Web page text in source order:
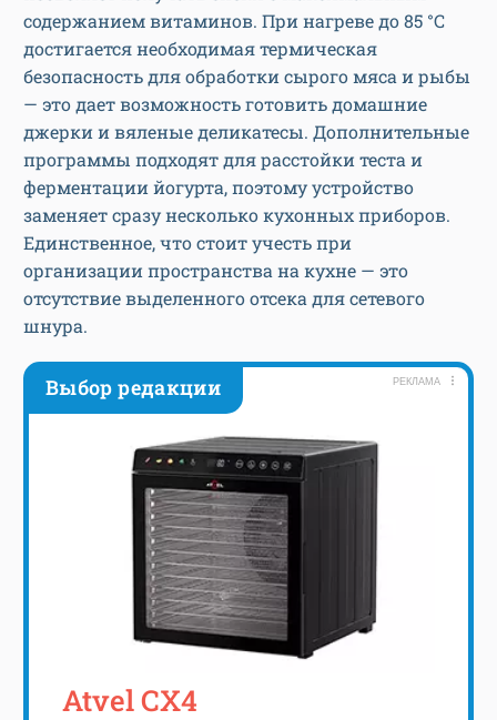
содержанием витаминов. При нагреве до 85 °C
достигается необходимая термическая
безопасность для обработки сырого мяса и рыбы
— это дает возможность готовить домашние
джерки и вяленые деликатесы. Дополнительные
программы подходят для расстойки теста и
ферментации йогурта, поэтому устройство
заменяет сразу несколько кухонных приборов.
Единственное, что стоит учесть при
организации пространства на кухне — это
отсутствие выделенного отсека для сетевого
шнура.
Выбор редакции РЕКЛАМА
Atvel CX4